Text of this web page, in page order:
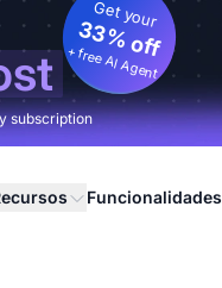
Get your
33% off
+ free AI Agent
subscription
Funcionalidades